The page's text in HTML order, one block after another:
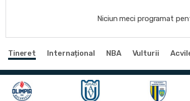
Niciun meci programat
Tineret Internațional NBA Vulturii